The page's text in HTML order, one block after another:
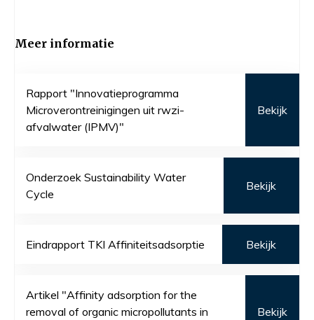
Meer informatie
Rapport "Innovatieprogramma
Microverontreinigingen uit rwzi-
afvalwater (IPMV)"
Bekijk
Onderzoek Sustainability Water
Cycle
Bekijk
Eindrapport TKI Affiniteitsadsorptie Bekijk
Artikel "Affinity adsorption for the
removal of organic micropollutants in
Bekijk